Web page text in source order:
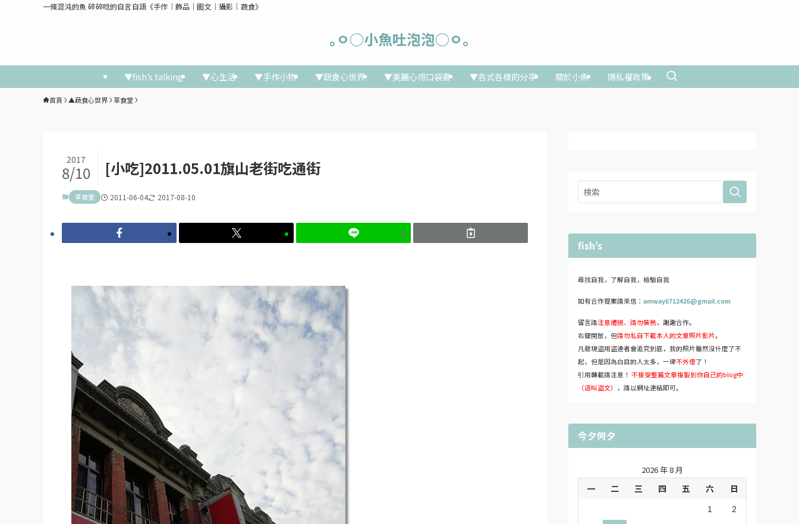
一條混沌的魚 碎碎唸的自言自語《手作│飾品│圖文│攝影│蔬食》
｡ㅇ○小魚吐泡泡○ㅇ｡
▼fish’s talking ▼心生活 ▼手作小物 ▼蔬食心世界 ▼美麗心得口袋書 ▼各式各樣的分享 關於小魚 隱私權政策
首頁 ▲蔬食心世界 草食堂
[小吃]2011.05.01旗山老街吃通街
2017
8/10
草食堂 2011-06-04 2017-08-10
fish’s
尋找自我，了解自我，檢驗自我
如有合作提案請來信： amway6712426@gmail.com
留言請注意禮貌、請勿裝熟，謝謝合作。
右鍵開放，但請勿私自下載本人的文章照片影片。
凡發現盜用盜連者會追究到底，我的照片雖然沒什麼了不
起，但是因為白目的人太多，一律不外借了！
引用轉載請注意！ 不接受整篇文章複製到你自己的blog中
（這叫盜文）
，請以網址連結即可。
今夕何夕
2026 年 8 月
一 二 三 四 五 六 日
1 2